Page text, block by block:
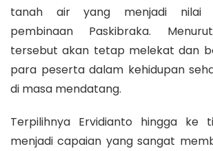
tanah air yang menjadi nilai
pembinaan Paskibraka.
tersebut akan tetap melekat dan
para peserta dalam kehidupan
di masa mendatang.
Terpilihnya Ervidianto hingga ke
menjadi capaian yang sangat